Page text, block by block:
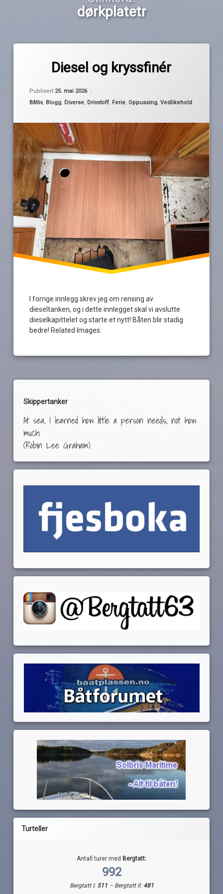
dørkplatetr
Diesel og kryssfinér
Publisert 25. mai 2026
Kategorier:
Båtliv, Blogg, Diverse, Drivstoff, Ferie, Oppussing,Vedlikehold
I forrige innlegg skrev jeg om rensing av
dieseltanken, og i dette innlegget skal vi avslutte
dieselkapittelet og starte et nytt! Båten blir stadig
bedre! Related Images:
dørkluker
dørkplatetr
høytrykksspyler
kryssfiner
Maxbo
ny
rens
reodor
felgen
underspylingsrør
kommentar
og
kryssfinér
Skippertanker
At sea, I learned how little a person needs, not how
much.
(Robin Lee Graham).
Turteller
Antall turer med Bergtatt:
992
Bergtatt I: 511 – Bergtatt II:481